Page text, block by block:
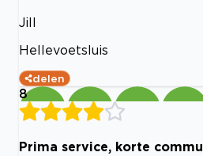
Jill
Hellevoetsluis
delen
8
Prima service, korte